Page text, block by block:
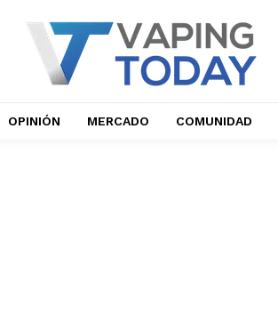
OPINIÓN MERCADO COMUNIDAD